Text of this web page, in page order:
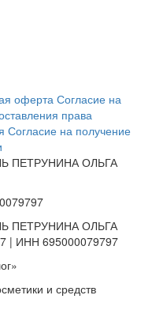
оферта Согласие на
права
Согласие на получение
ПЕТРУНИНА ОЛЬГА
ПЕТРУНИНА ОЛЬГА
| ИНН 695000079797
и средств